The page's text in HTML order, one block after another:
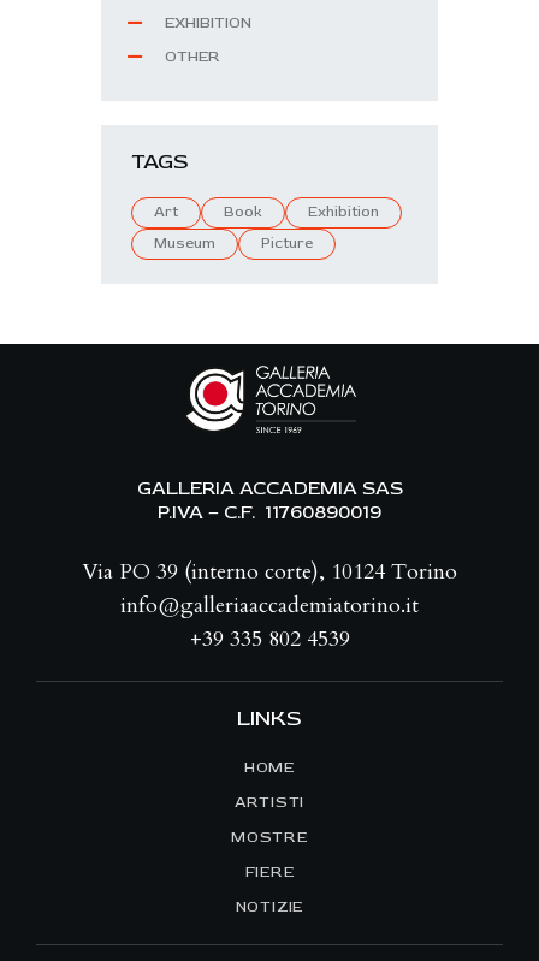
EXHIBITION
OTHER
TAGS
Art Book
Exhibition
Museum
Picture
GALLERIA ACCADEMIA SAS
P.IVA – C.F. 11760890019
Via PO 39 (interno corte), 10124 Torino
info@galleriaaccademiatorino.it
+39 335 802 4539
LINKS
HOME
ARTISTI
MOSTRE
FIERE
NOTIZIE